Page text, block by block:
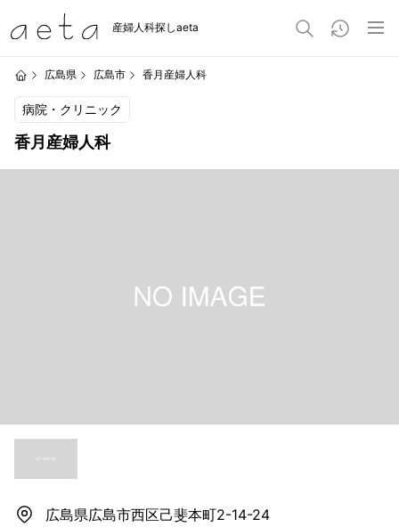
産婦人科探しaeta
広島県 広島市 香月産婦人科
病院・クリニック
香月産婦人科
広島県広島市西区己斐本町2-14-24